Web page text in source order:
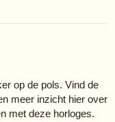
op de pols. Vind de
meer inzicht hier over
met deze horloges.